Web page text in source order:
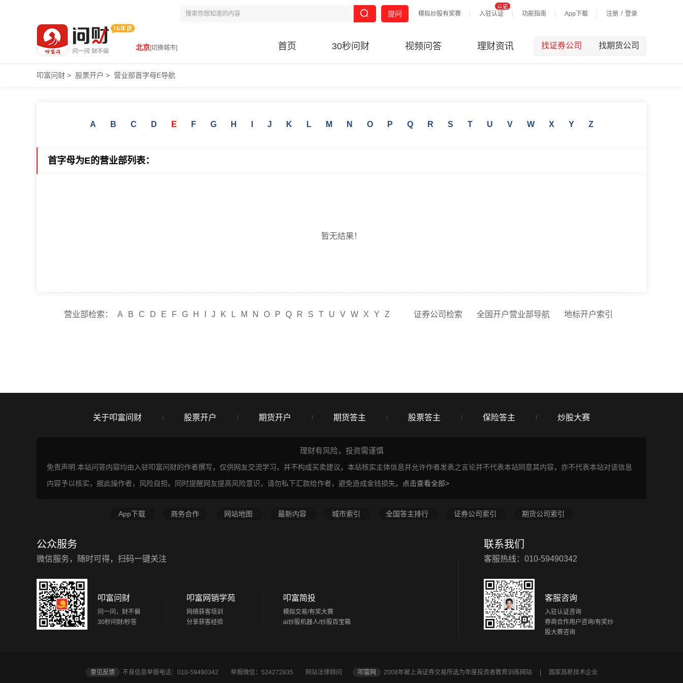
模拟炒股有奖赛 入驻认证 功能指南 App下载 注册 / 登录
提问
北京[切换城市] 首页 30秒问财 视频问答 理财资讯 找证券公司 找期货公司
叩富问财 > 股票开户 > 营业部首字母E导航
A B C D E F G H J K L M N O P Q R S T U V W X Y Z
首字母为E的营业部列表：
暂无结果！
营业部检索： A B C D E F G H J K L M N O P Q R S T U V W X Y Z 证券公司检索 全国开户营业部导航 地标开户索引
关于叩富问财 / 股票开户 / 期货开户 / 期货答主 / 股票答主 / 保险答主 / 炒股大赛
理财有风险，投资需谨慎
免责声明:本站问答内容均由入驻叩富问财的作者撰写，仅供网友交流学习，并不构成买卖建议。本站核实主体信息并允许作者发表之言论并不代表本站同意其内容，亦不代表本站对该信息
内容予以核实，据此操作者，风险自担。同时提醒网友提高风险意识，请勿私下汇款给作者，避免造成金钱损失。
点击查看全部>
App下载 商务合作 网站地图 最新内容 城市索引 全国答主排行 证券公司索引 期货公司索引
公众服务
微信服务，随时可得，扫码一键关注
叩富问财
问一问，财不偏
30秒问财/秒答
叩富网销学苑
网络获客培训
分享获客经验
叩富简投
模拟交易/有奖大赛
ai炒股机器人/炒股百宝箱
联系我们
客服热线：010-59490342
客服咨询
入驻认证咨询
券商合作用户咨询/有奖炒
股大赛咨询
意见反馈 不良信息举报电话：010-59490342 举报微信：524272835 网站法律顾问 叩富网 2008年被上海证券交易所选为年度投资者教育训练网站 | 国家高新技术企业